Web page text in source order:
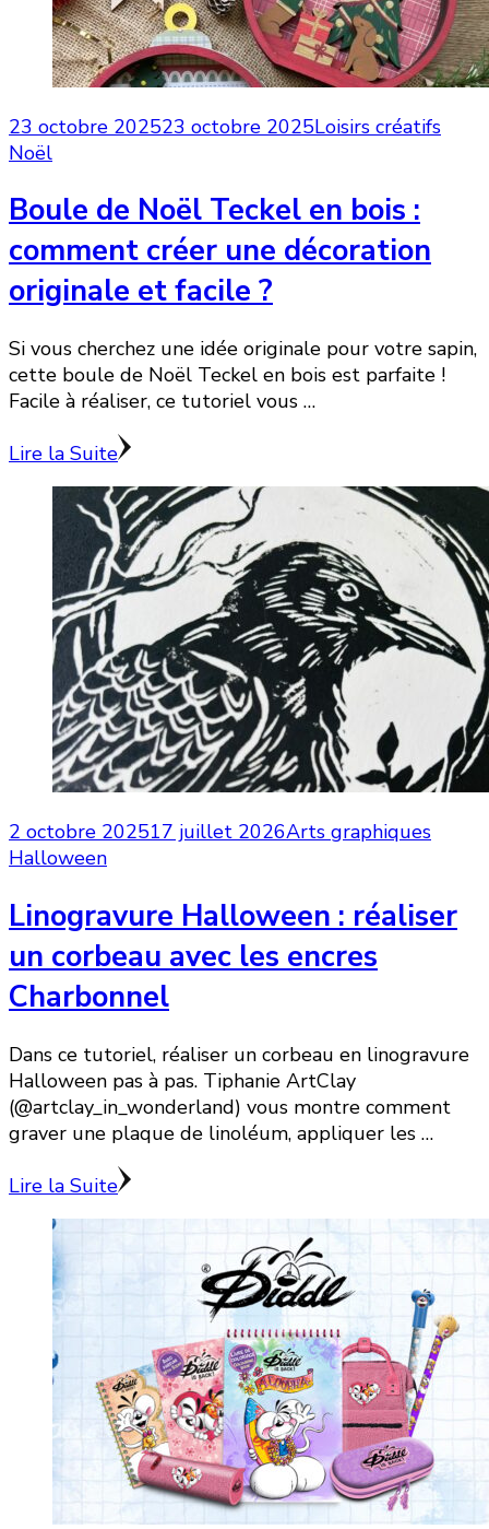
23 octobre 202523 octobre 2025Loisirs créatifs
Noël
Boule de Noël Teckel en bois :
comment créer une décoration
originale et facile ?
Si vous cherchez une idée originale pour votre sapin,
cette boule de Noël Teckel en bois est parfaite !
Facile à réaliser, ce tutoriel vous …
Lire la Suite
2 octobre 202517 juillet 2026Arts graphiques
Halloween
Linogravure Halloween : réaliser
un corbeau avec les encres
Charbonnel
Dans ce tutoriel, réaliser un corbeau en linogravure
Halloween pas à pas. Tiphanie ArtClay
(@artclay_in_wonderland) vous montre comment
graver une plaque de linoléum, appliquer les …
Lire la Suite